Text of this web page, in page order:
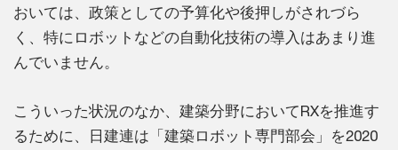
おいては、政策としての予算化や後押しがされづら
く、特にロボットなどの自動化技術の導入はあまり進
んでいません。
こういった状況のなか、建築分野においてRXを推進す
るために、日建連は「建築ロボット専門部会」を2020